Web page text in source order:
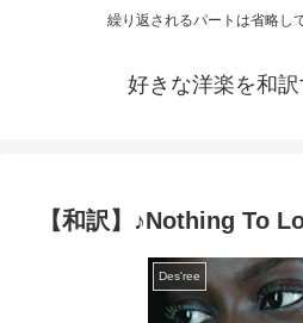
繰り返されるパートは省略し
好きな洋楽を和
【和訳】♪Nothing To
Des'ree